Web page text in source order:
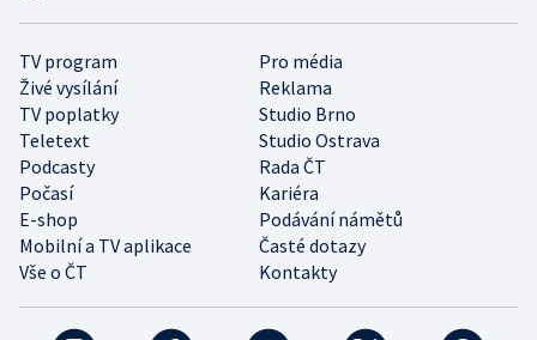
TV program
Pro média
Živé vysílání
Reklama
TV poplatky
Studio Brno
Teletext
Studio Ostrava
Podcasty
Rada ČT
Počasí
Kariéra
E-shop
Podávání námětů
Mobilní a TV aplikace
Časté dotazy
Vše o ČT
Kontakty